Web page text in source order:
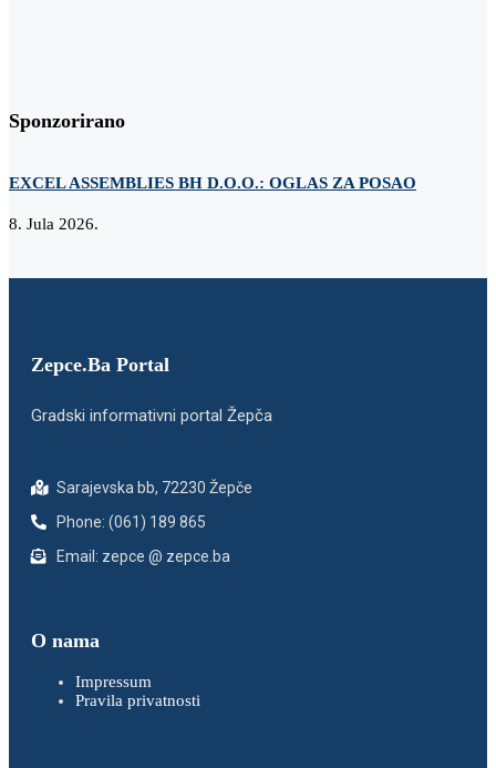
Sponzorirano
EXCEL ASSEMBLIES BH D.O.O.: OGLAS ZA POSAO
8. Jula 2026.
Zepce.Ba Portal
Gradski informativni portal Žepča
Sarajevska bb, 72230 Žepče
Phone: (061) 189 865
Email: zepce @ zepce.ba
O nama
Impressum
Pravila privatnosti